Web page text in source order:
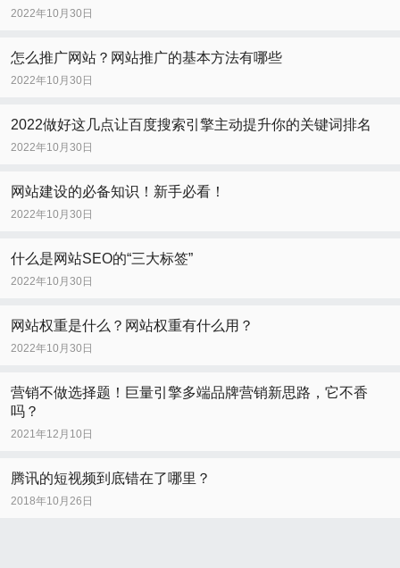
2022年10月30日
怎么推广网站？网站推广的基本方法有哪些
2022年10月30日
2022做好这几点让百度搜索引擎主动提升你的关键词排名
2022年10月30日
网站建设的必备知识！新手必看！
2022年10月30日
什么是网站SEO的“三大标签”
2022年10月30日
网站权重是什么？网站权重有什么用？
2022年10月30日
营销不做选择题！巨量引擎多端品牌营销新思路，它不香
吗？
2021年12月10日
腾讯的短视频到底错在了哪里？
2018年10月26日